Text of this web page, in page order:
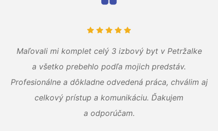
Maľovali mi komplet celý 3 izbový byt v Petržalke
a všetko prebehlo podľa mojich predstáv.
Profesionálne a dôkladne odvedená práca, chválim aj
celkový prístup a komunikáciu. Ďakujem
a odporúčam.